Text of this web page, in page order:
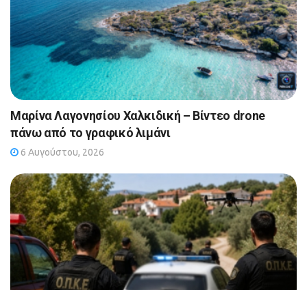
Μαρίνα Λαγονησίου Χαλκιδική – Βίντεο drone
πάνω από το γραφικό λιμάνι
6 Αυγούστου, 2026